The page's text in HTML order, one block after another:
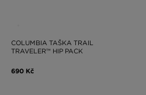
COLUMBIA TAŠKA TRAIL
TRAVELER™ HIP PACK
690 Kč